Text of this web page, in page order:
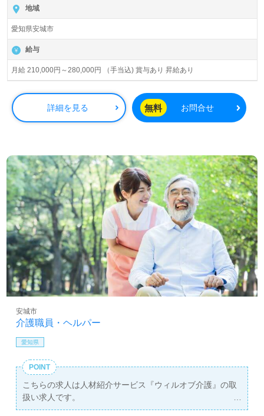
地域
愛知県安城市
給与
月給 210,000円～280,000円 （手当込) 賞与あり 昇給あり
詳細を見る 無料 お問合せ
介護職員・ヘルパー
安城市
愛知県
POINT
こちらの求人は人材紹介サービス『ウィルオブ介護』の取
扱い求人です。
詳細に関してお気軽にご相談ください♪